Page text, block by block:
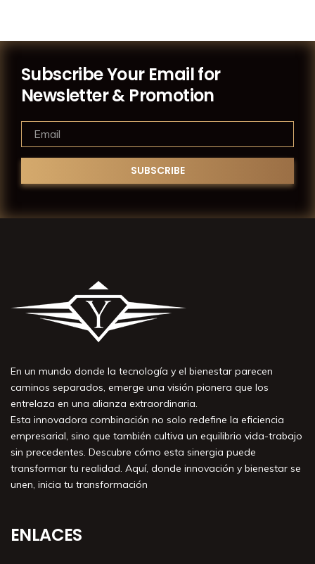
Subscribe Your Email for
Newsletter & Promotion
En un mundo donde la tecnología y el bienestar parecen
caminos separados, emerge una visión pionera que los
entrelaza en una alianza extraordinaria.
Esta innovadora combinación no solo redefine la eficiencia
empresarial, sino que también cultiva un equilibrio vida-trabajo
sin precedentes. Descubre cómo esta sinergia puede
transformar tu realidad. Aquí, donde innovación y bienestar se
unen, inicia tu transformación
ENLACES